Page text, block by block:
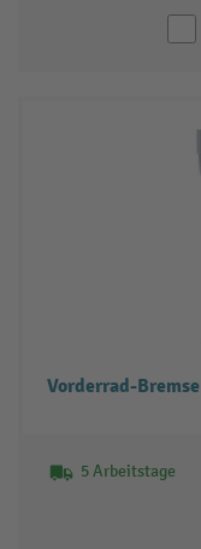
Vorderrad-
5 Arbeitstage